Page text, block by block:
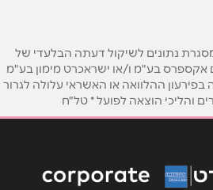
ל...
נתונים לשיקול דעתה הבלעדי של
אקספרס בע"מ ו/או ישראכרט מימון בע"מ
ההלוואה או האשראי עלולה לגרור
והליכי הוצאה לפועל * טל"ח